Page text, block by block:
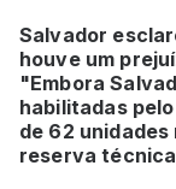
Salvador
houve um
"Embora
habilitadas
de 62 unidades
reserva